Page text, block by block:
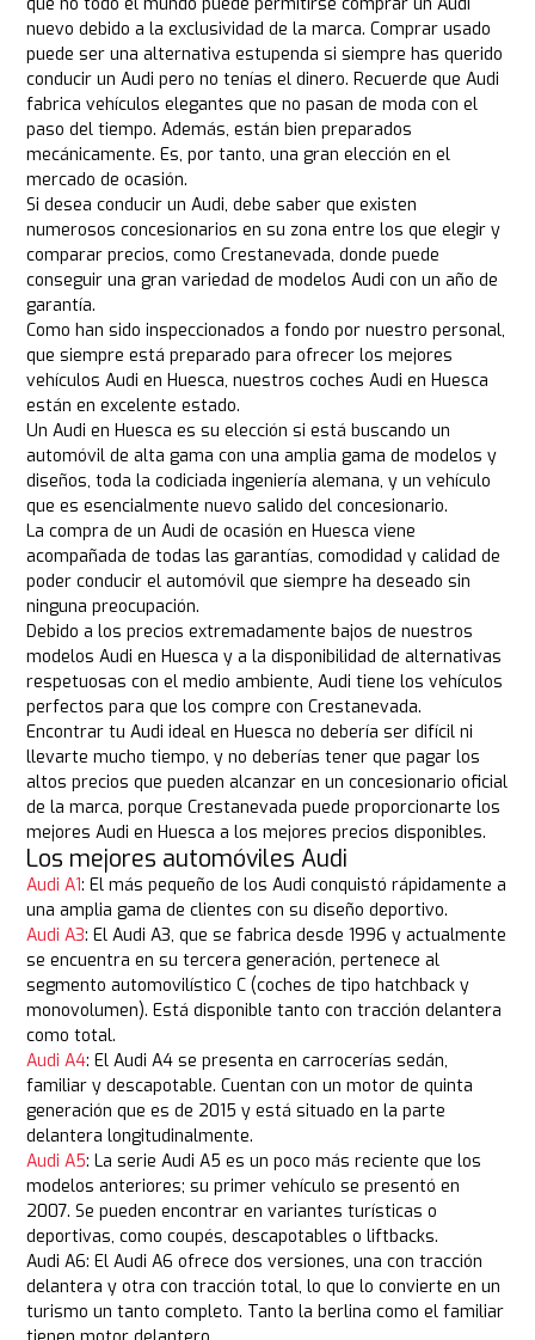
nuevo debido a la exclusividad de la marca. Comprar usado
puede ser una alternativa estupenda si siempre has querido
conducir un Audi pero no tenías el dinero. Recuerde que Audi
fabrica vehículos elegantes que no pasan de moda con el
paso del tiempo. Además, están bien preparados
mecánicamente. Es, por tanto, una gran elección en el
mercado de ocasión.
Si desea conducir un Audi, debe saber que existen
numerosos concesionarios en su zona entre los que elegir y
comparar precios, como Crestanevada, donde puede
conseguir una gran variedad de modelos Audi con un año de
garantía.
Como han sido inspeccionados a fondo por nuestro personal,
que siempre está preparado para ofrecer los mejores
vehículos Audi en Huesca, nuestros coches Audi en Huesca
están en excelente estado.
Un Audi en Huesca es su elección si está buscando un
automóvil de alta gama con una amplia gama de modelos y
diseños, toda la codiciada ingeniería alemana, y un vehículo
que es esencialmente nuevo salido del concesionario.
La compra de un Audi de ocasión en Huesca viene
acompañada de todas las garantías, comodidad y calidad de
poder conducir el automóvil que siempre ha deseado sin
ninguna preocupación.
Debido a los precios extremadamente bajos de nuestros
modelos Audi en Huesca y a la disponibilidad de alternativas
respetuosas con el medio ambiente, Audi tiene los vehículos
perfectos para que los compre con Crestanevada.
Encontrar tu Audi ideal en Huesca no debería ser difícil ni
llevarte mucho tiempo, y no deberías tener que pagar los
altos precios que pueden alcanzar en un concesionario oficial
de la marca, porque Crestanevada puede proporcionarte los
mejores Audi en Huesca a los mejores precios disponibles.
Los mejores automóviles Audi
Audi A1: El más pequeño de los Audi conquistó rápidamente a
una amplia gama de clientes con su diseño deportivo.
Audi A3: El Audi A3, que se fabrica desde 1996 y actualmente
se encuentra en su tercera generación, pertenece al
segmento automovilístico C (coches de tipo hatchback y
monovolumen). Está disponible tanto con tracción delantera
como total.
Audi A4: El Audi A4 se presenta en carrocerías sedán,
familiar y descapotable. Cuentan con un motor de quinta
generación que es de 2015 y está situado en la parte
delantera longitudinalmente.
Audi A5: La serie Audi A5 es un poco más reciente que los
modelos anteriores; su primer vehículo se presentó en
2007. Se pueden encontrar en variantes turísticas o
deportivas, como coupés, descapotables o liftbacks.
Audi A6: El Audi A6 ofrece dos versiones, una con tracción
delantera y otra con tracción total, lo que lo convierte en un
turismo un tanto completo. Tanto la berlina como el familiar